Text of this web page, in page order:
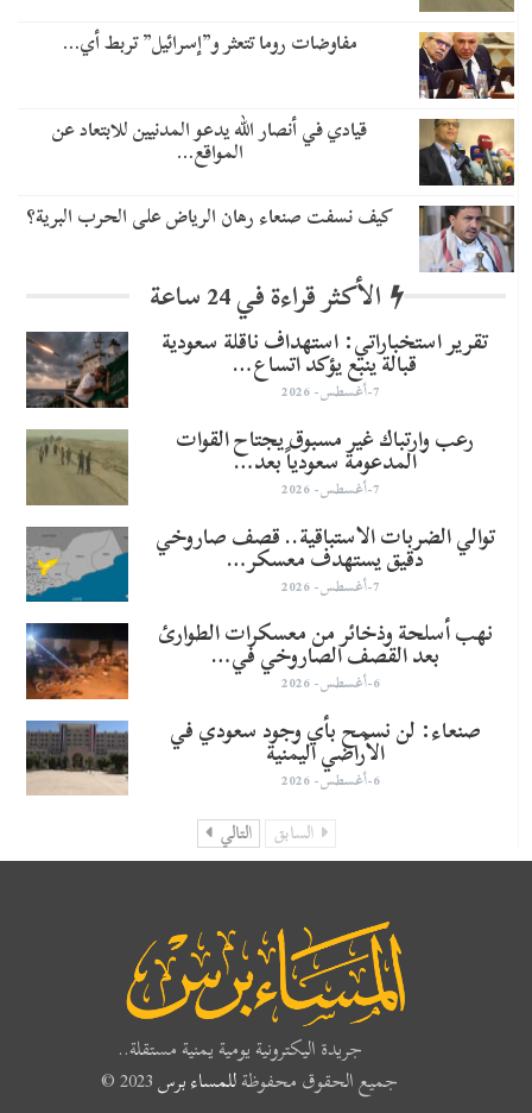
مفاوضات روما تتعثر و”إسرائيل” تربط أي…
قيادي في أنصار الله يدعو المدنيين للابتعاد عن
المواقع…
كيف نسفت صنعاء رهان الرياض على الحرب البرية؟
الأكثر قراءة في 24 ساعة
تقرير استخباراتي: استهداف ناقلة سعودية
قبالة ينبع يؤكد اتساع…
7-أغسطس- 2026
رعب وارتباك غير مسبوق يجتاح القوات
المدعومة سعودياً بعد…
7-أغسطس- 2026
توالي الضربات الاستباقية.. قصف صاروخي
دقيق يستهدف معسكر…
7-أغسطس- 2026
نهب أسلحة وذخائر من معسكرات الطوارئ
بعد القصف الصاروخي في…
6-أغسطس- 2026
صنعاء: لن نسمح بأي وجود سعودي في
الأراضي اليمنية
6-أغسطس- 2026
السابق التالي
جريدة اليكترونية يومية يمنية مستقلة..
جميع الحقوق محفوظةللمساء برس